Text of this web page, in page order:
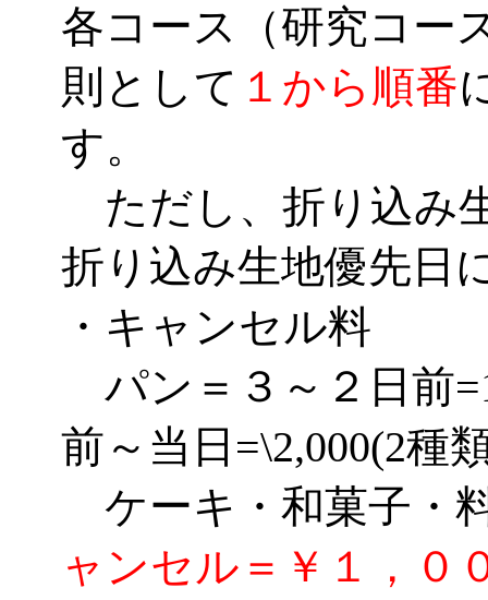
各コース（研究コー
則として １から順番
す。
ただし、折り込み
折り込み生地優先日
・キャンセル料
パン＝３～２日前
前～当日=\2,000(2種
ケーキ・和菓子
ャンセル＝￥１，０